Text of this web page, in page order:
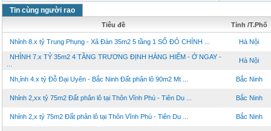
Tin cùng người rao
Tiêu đề Tỉnh /T.Phố
Nhỉnh 8.x tỷ Trung Phụng - Xã Đàn 35m2 5 tầng 1 SỔ ĐỎ CHÍNH ... Hà Nội
NHỈNH 7.x TỶ 35m2 4 TẦNG TRƯƠNG ĐỊNH HÀNG HIẾM - Ở NGAY -
Hà Nội
Nh,ỉnh 4.x tỷ Đỗ Đại Uyên - Bắc Ninh Đất phân lô 90m2 Mt ... Bắc Ninh
Nhỉnh 2,xx tỷ 75m2 Đất phân lô tại Thôn Vĩnh Phú - Tiên Du ... Bắc Ninh
Nhỉnh 2,x tỷ 75m2 Đất phân lô tại Thôn Vĩnh Phú - Tiên Du ... Bắc Ninh